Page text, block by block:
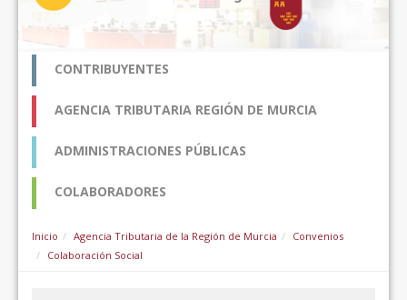
CONTRIBUYENTES
AGENCIA TRIBUTARIA REGIÓN DE MURCIA
ADMINISTRACIONES PÚBLICAS
COLABORADORES
Inicio Agencia Tributaria de la Región de Murcia
Convenios
Colaboración Social